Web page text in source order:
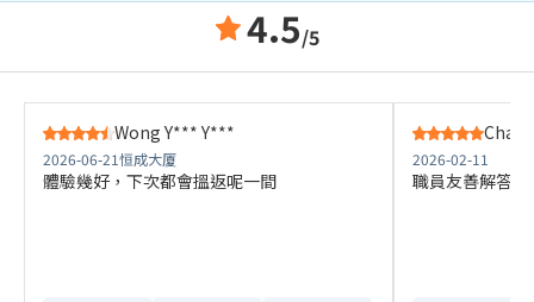
4.5/5
Wong Y*** Y***
2026-06-21恒成大厦
體驗幾好，下次都會搵返呢一間
Chan
2026-02-11
職員友善解答